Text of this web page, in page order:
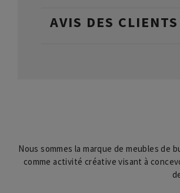
AVIS DES CLIENTS
Nous sommes la marque de meubles de
comme activité créative visant à